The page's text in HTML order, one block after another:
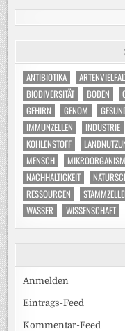
ANTIBIOTIKA
BIODIVERSITÄT
BODEN
GEHIRN
GENOM
IMMUNZELLEN
INDUSTRIE
KOHLENSTOFF
MENSCH
NACHHALTIGKEIT
RESSOURCEN
WASSER
WISSENSCHAFT
Anmelden
Eintrags-Feed
Kommentar-Feed